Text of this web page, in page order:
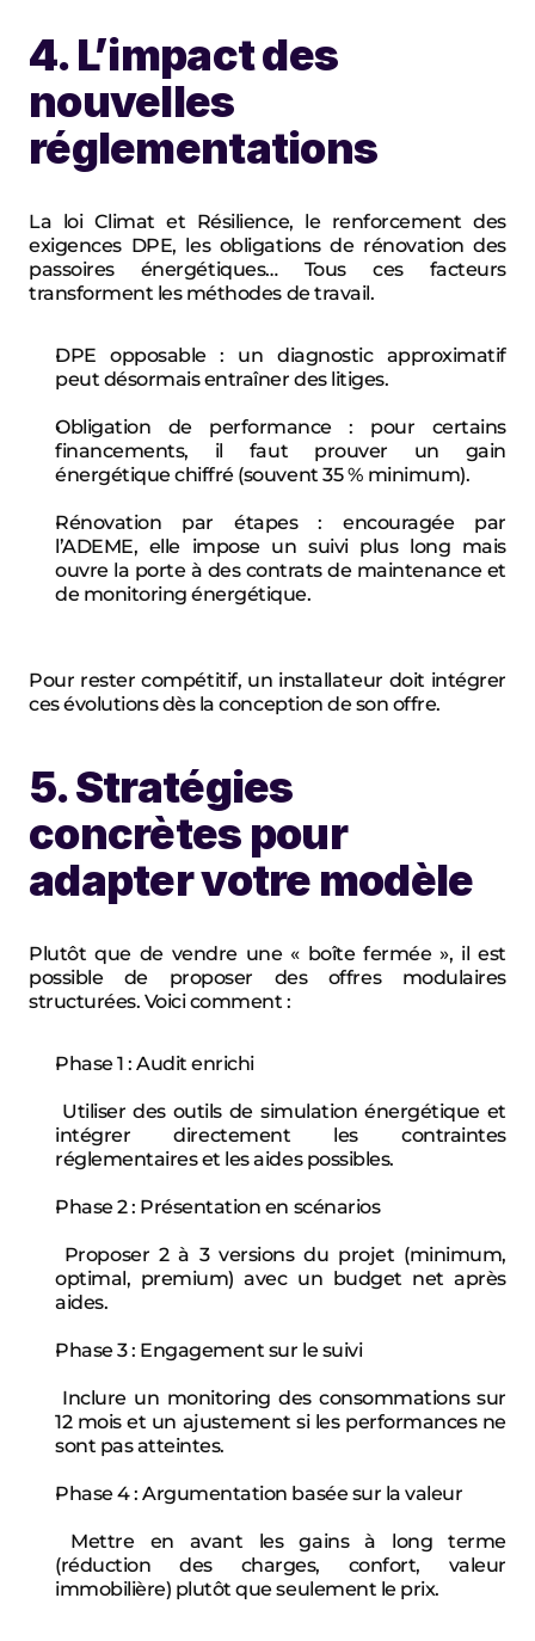
4. L’impact des
nouvelles
réglementations
La loi Climat et Résilience, le renforcement des
exigences DPE, les obligations de rénovation des
passoires énergétiques… Tous ces facteurs
transforment les méthodes de travail.
DPE opposable : un diagnostic approximatif
peut désormais entraîner des litiges.
Obligation de performance : pour certains
financements, il faut prouver un gain
énergétique chiffré (souvent 35 % minimum).
Rénovation par étapes : encouragée par
l’ADEME, elle impose un suivi plus long mais
ouvre la porte à des contrats de maintenance et
de monitoring énergétique.
Pour rester compétitif, un installateur doit intégrer
ces évolutions dès la conception de son offre.
5. Stratégies
concrètes pour
adapter votre modèle
Plutôt que de vendre une « boîte fermée », il est
possible de proposer des offres modulaires
structurées. Voici comment :
Phase 1 : Audit enrichi
intégrer directement les contraintes
réglementaires et les aides possibles.
Phase 2 : Présentation en scénarios
optimal, premium) avec un budget net après
aides.
Phase 3 : Engagement sur le suivi
12 mois et un ajustement si les performances ne
sont pas atteintes.
Phase 4 : Argumentation basée sur la valeur
(réduction des charges, confort, valeur
immobilière) plutôt que seulement le prix.